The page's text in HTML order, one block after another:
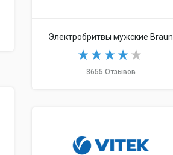
Электробритвы мужские Braun
3655 Отзывов